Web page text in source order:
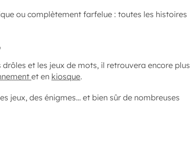
ou complètement farfelue : toutes les histoires
et les jeux de mots, il retrouvera encore plus
et en kiosque.
jeux, des énigmes… et bien sûr de nombreuses